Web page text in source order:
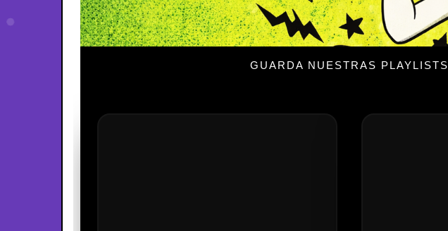
GUARDA NUESTRAS PLAYLISTS